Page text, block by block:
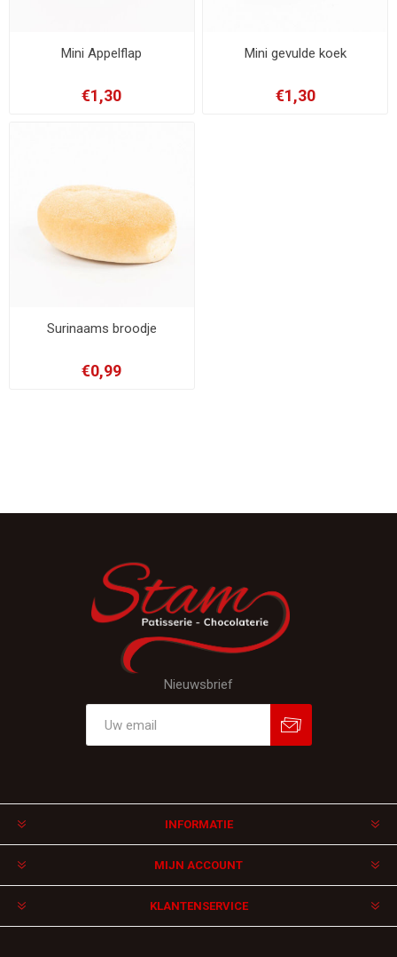
Mini Appelflap
€1,30
Mini gevulde koek
€1,30
Surinaams broodje
€0,99
Nieuwsbrief
INFORMATIE
MIJN ACCOUNT
KLANTENSERVICE